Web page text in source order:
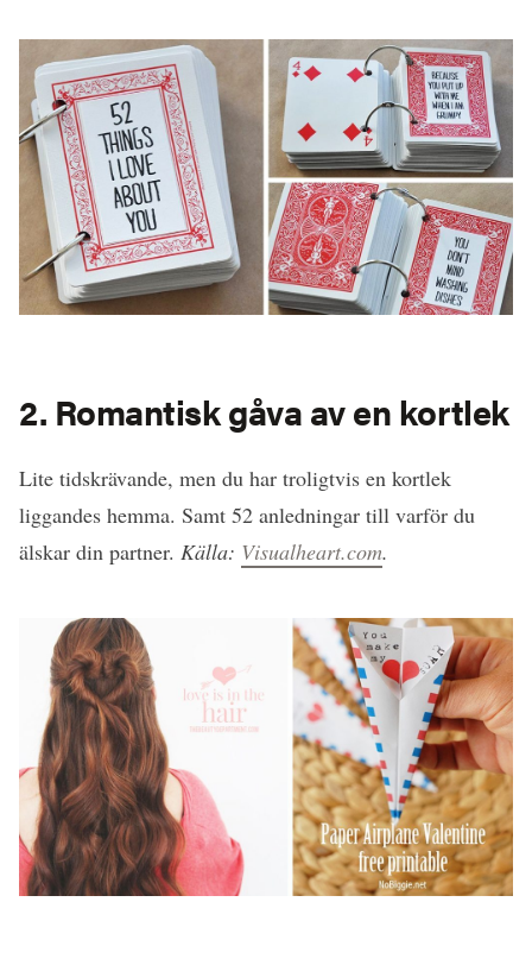
2. Romantisk gåva av en kortlek
Lite tidskrävande, men du har troligtvis en kortlek
liggandes hemma. Samt 52 anledningar till varför du
älskar din partner. Källa: Visualheart.com.